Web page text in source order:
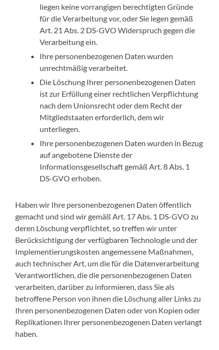
liegen keine vorrangigen berechtigten Gründe
für die Verarbeitung vor, oder Sie legen gemäß
Art. 21 Abs. 2 DS-GVO Widerspruch gegen die
Verarbeitung ein.
Ihre personenbezogenen Daten wurden
unrechtmäßig verarbeitet.
Die Löschung Ihrer personenbezogenen Daten
ist zur Erfüllung einer rechtlichen Verpflichtung
nach dem Unionsrecht oder dem Recht der
Mitgliedstaaten erforderlich, dem wir
unterliegen.
Ihre personenbezogenen Daten wurden in Bezug
auf angebotene Dienste der
Informationsgesellschaft gemäß Art. 8 Abs. 1
DS-GVO erhoben.
Haben wir Ihre personenbezogenen Daten öffentlich
gemacht und sind wir gemäß Art. 17 Abs. 1 DS-GVO zu
deren Löschung verpflichtet, so treffen wir unter
Berücksichtigung der verfügbaren Technologie und der
Implementierungskosten angemessene Maßnahmen,
auch technischer Art, um die für die Datenverarbeitung
Verantwortlichen, die die personenbezogenen Daten
verarbeiten, darüber zu informieren, dass Sie als
betroffene Person von ihnen die Löschung aller Links zu
Ihren personenbezogenen Daten oder von Kopien oder
Replikationen Ihrer personenbezogenen Daten verlangt
haben.